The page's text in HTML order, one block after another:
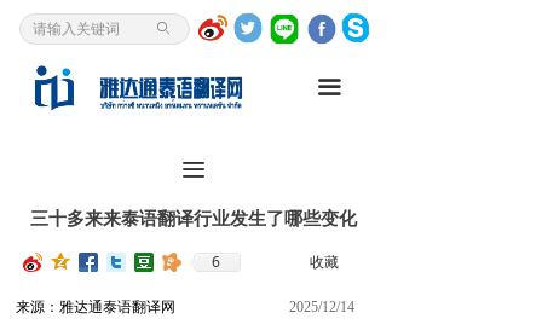
ꄙ
끀
首页
泰语翻译
关于我们
三十多来来泰语翻译行业发生了哪些变化
2025/12/14
6
来源：雅达通泰语翻译网
收藏
끀